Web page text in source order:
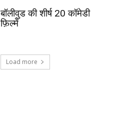
बॉलीवुड की शीर्ष 20 कॉमेडी
फ़िल्में
Load more